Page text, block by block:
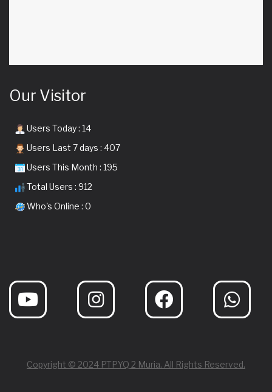
Our Visitor
Users Today : 14
Users Last 7 days : 407
Users This Month : 195
Total Users : 912
Who's Online : 0
Copyright © 2024 PTPYQ 2 Muria. All Rights Reserved.